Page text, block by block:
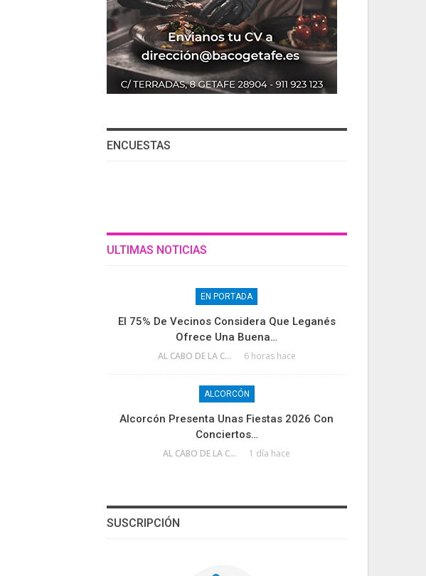
ENCUESTAS
ULTIMAS NOTICIAS
EN PORTADA
El 75% De Vecinos Considera Que Leganés
Ofrece Una Buena…
AL CABO DE LA CALLE 6 horas hace
ALCORCÓN
Alcorcón Presenta Unas Fiestas 2026 Con
Conciertos…
AL CABO DE LA CALLE 1 día hace
SUSCRIPCIÓN